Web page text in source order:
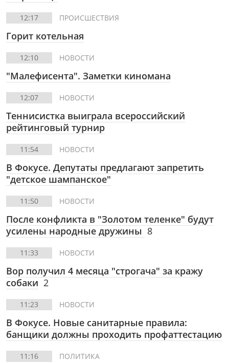
12:17 ПРОИСШЕСТВИЯ
Горит котельная
12:10 НОВОСТИ
"Малефисента". Заметки киномана
12:07 НОВОСТИ
Теннисистка выиграла всероссийский
рейтинговый турнир
11:54 НОВОСТИ
В Фокусе. Депутаты предлагают запретить
"детское шампанское"
11:50 НОВОСТИ
После конфликта в "Золотом теленке" будут
усилены народные дружины 8
11:33 НОВОСТИ
Вор получил 4 месяца "строгача" за кражу
собаки 2
11:23 НОВОСТИ
В Фокусе. Новые санитарные правила:
банщики должны проходить профаттестацию
11:16 ПОЛИТИКА